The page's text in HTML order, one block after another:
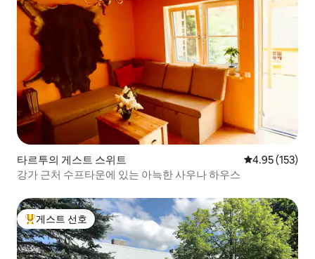
타르투의 게스트 스위트 평점 4.95점(5
4.95 (153)
강가 근처 수프타운에 있는 아늑한 사우나 하우스
상위 게스트 선호
게스트 선호